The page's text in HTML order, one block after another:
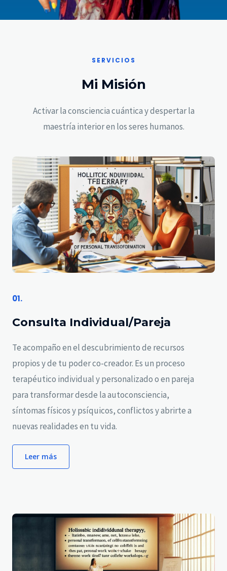
SERVICIOS
Mi Misión
Activar la consciencia cuántica y despertar la
maestría interior en los seres humanos.
01.
Consulta Individual/Pareja
Te acompaño en el descubrimiento de recursos
propios y de tu poder co-creador. Es un proceso
terapéutico individual y personalizado o en pareja
para transformar desde la autoconsciencia,
síntomas físicos y psíquicos, conflictos y abrirte a
nuevas realidades en tu vida.
Leer más